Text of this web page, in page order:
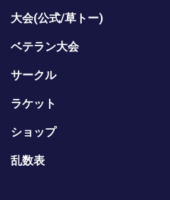
大会(公式/草トー)
ベテラン大会
サークル
ラケット
ショップ
乱数表